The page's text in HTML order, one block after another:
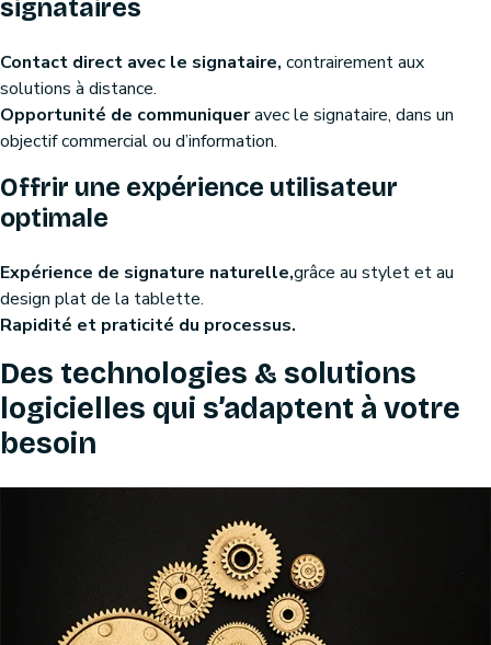
signataires
Contact direct avec le signataire, contrairement aux
solutions à distance.
Opportunité de communiqueravec le signataire, dans un
objectif commercial ou d’information.
Offrir une expérience utilisateur
optimale
Expérience de signature naturelle,grâce au stylet et au
design plat de la tablette.
Rapidité et praticité du processus.
Des technologies & solutions
logicielles qui s’adaptent à votre
besoin